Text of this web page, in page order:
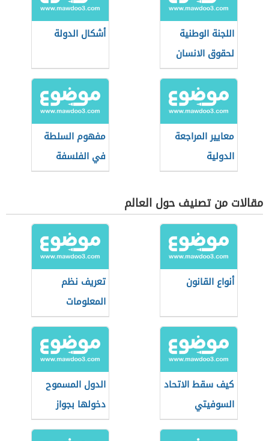
اللجنة الوطنية
لحقوق الانسان
أشكال الدولة
معايير المراجعة
الدولية
مفهوم السلطة
في الفلسفة
مقالات من تصنيف حول العالم
أنواع القانون
تعريف نظم
المعلومات
الجغرافية
كيف سقط الاتحاد
السوفيتي
الدول المسموح
دخولها بجواز
دومينيكا